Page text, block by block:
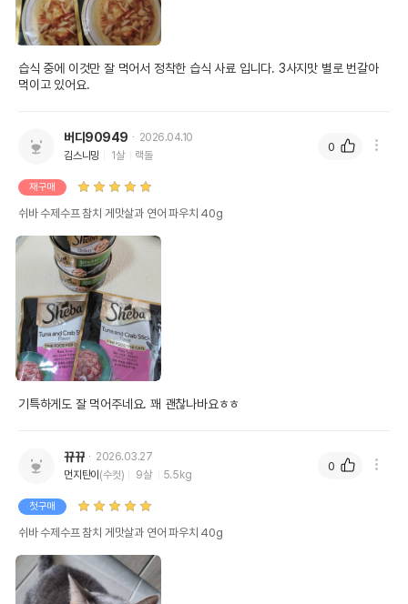
품명 및 모델명
쉬바 수제수프 참치 게맛살과 연어 파우치
법에 의한 인증,허가 등을
받았음을 확인할수 있는
경우 그에 대한 사항
상세페이지 참조
제조국 또는 원산지
제조자,수입품의 경우
수입자를 함께 표기
AS책임자와 전화번호
또는 소비자상담 관련
전화번호
유통기한을 따릅니다.
습식 중에 이것만 잘 먹어서 정착한 습식 사료 입니다. 3사지맛 별로 번갈아
먹이고 있어요.
버디90949
2026.04.10
김스니밍
1살 랙돌
재구매
쉬바 수제수프 참치 게맛살과 연어 파우치 40g
기특하게도 잘 먹어주네요. 꽤 괜찮나바요ㅎㅎ
0
뀨뀨
2026.03.27
먼지탄이 (수컷) 9살 5.5kg
첫구매
쉬바 수제수프 참치 게맛살과 연어 파우치 40g
0